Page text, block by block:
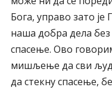
Бога, управо зато
наша добра дела
спасење. Ово
мишљење да сви
да стекну спасење,